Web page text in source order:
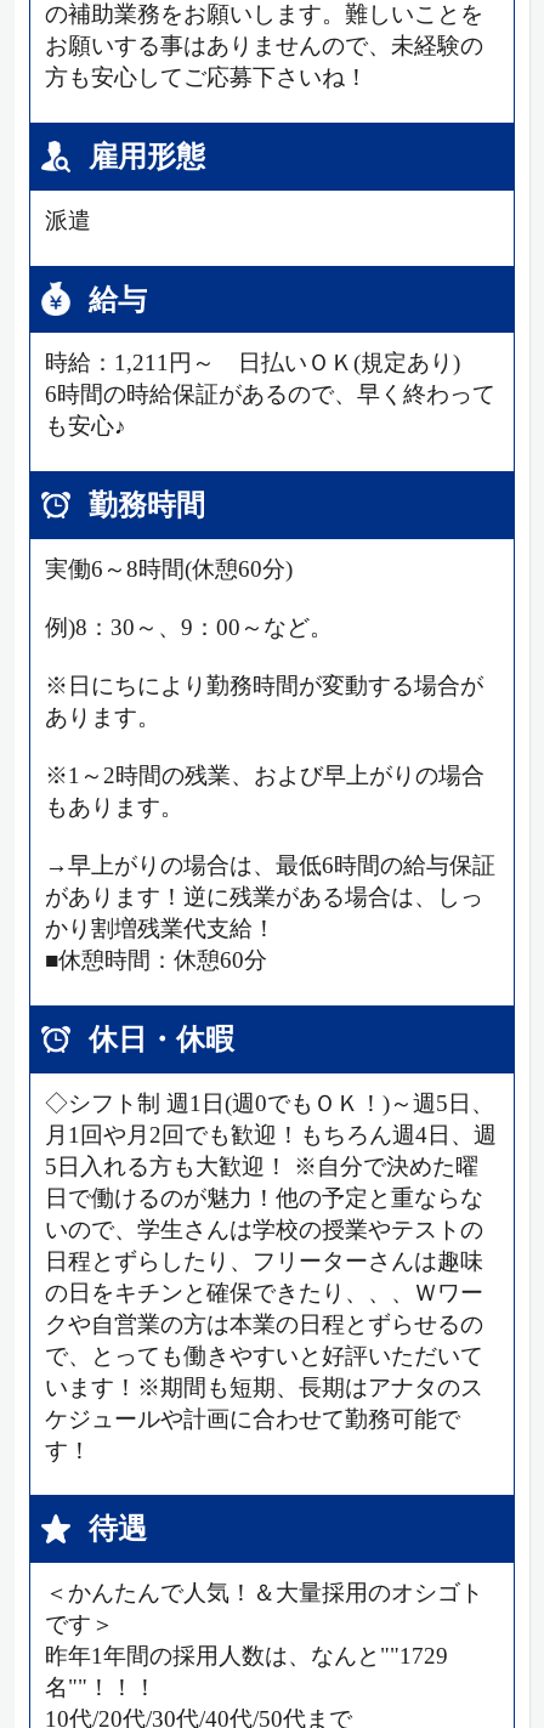
の補助業務をお願いします。難しいことを
お願いする事はありませんので、未経験の
方も安心してご応募下さいね！
雇用形態
派遣
給与
時給：1,211円～ 日払いＯＫ(規定あり)
6時間の時給保証があるので、早く終わって
も安心♪
勤務時間
実働6～8時間(休憩60分)
例)8：30～、9：00～など。
※日にちにより勤務時間が変動する場合が
あります。
※1～2時間の残業、および早上がりの場合
もあります。
→早上がりの場合は、最低6時間の給与保証
があります！逆に残業がある場合は、しっ
かり割増残業代支給！
■休憩時間：休憩60分
休日・休暇
◇シフト制 週1日(週0でもＯＫ！)～週5日、
月1回や月2回でも歓迎！もちろん週4日、週
5日入れる方も大歓迎！ ※自分で決めた曜
日で働けるのが魅力！他の予定と重ならな
いので、学生さんは学校の授業やテストの
日程とずらしたり、フリーターさんは趣味
の日をキチンと確保できたり、、、Ｗワー
クや自営業の方は本業の日程とずらせるの
で、とっても働きやすいと好評いただいて
います！※期間も短期、長期はアナタのス
ケジュールや計画に合わせて勤務可能で
す！
待遇
＜かんたんで人気！＆大量採用のオシゴト
です＞
昨年1年間の採用人数は、なんと""1729
名""！！！
10代/20代/30代/40代/50代まで